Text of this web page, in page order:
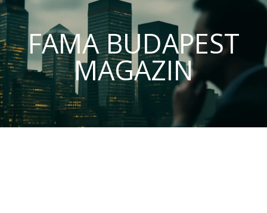
FAMA BUDAPEST
MAGAZIN